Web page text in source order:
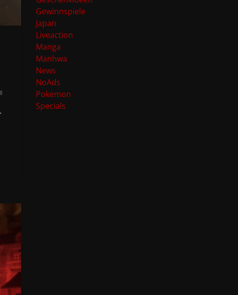
Gewinnspiele
Japan
Liveaction
Manga
Manhwa
News
NoAds
Pokemon
Specials